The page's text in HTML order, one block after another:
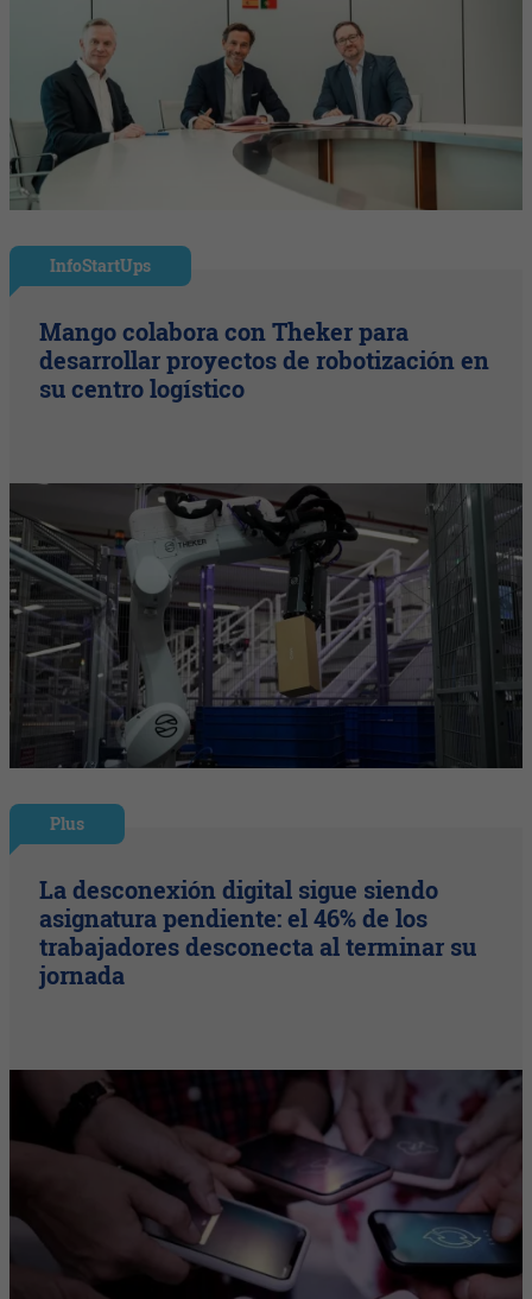
InfoStartUps
Mango colabora con Theker para
desarrollar proyectos de robotización en
su centro logístico
Plus
La desconexión digital sigue siendo
asignatura pendiente: el 46% de los
trabajadores desconecta al terminar su
jornada